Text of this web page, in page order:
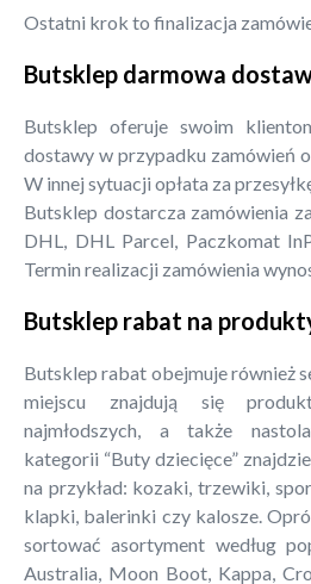
Ostatni krok to finalizacja
Butsklep darmowa
Butsklep oferuje swoim
dostawy w przypadku zamówień
W innej sytuacji opłata za
Butsklep dostarcza zamówienia
DHL, DHL Parcel, Paczkomat
Termin realizacji zamówienia
Butsklep rabat na
Butsklep rabat obejmuje również
miejscu znajdują się
najmłodszych, a także
kategorii “Buty dziecięce”
na przykład: kozaki, trzewiki,
klapki, balerinki czy kalosze.
sortować asortyment według
Australia, Moon Boot, Kappa,